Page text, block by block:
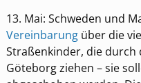
13. Mai: Schweden und
Vereinbarungüber die
Straßenkinder, die durch
Göteborg ziehen – sie